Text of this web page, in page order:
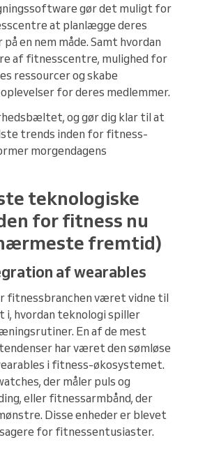
gør det muligt for
at planlægge deres
en nem måde. Samt hvordan
af fitnesscentre, mulighed for
ressourcer og skabe
for deres medlemmer.
og gør dig klar til at
trends inden for fitness-
morgendagens
teknologiske
for fitness nu
fremtid)
af wearables
fitnessbranchen været vidne til
hvordan teknologi spiller
En af de mest
har været den sømløse
i fitness-økosystemet.
der måler puls og
eller fitnessarmbånd, der
Disse enheder er blevet
for fitnessentusiaster.